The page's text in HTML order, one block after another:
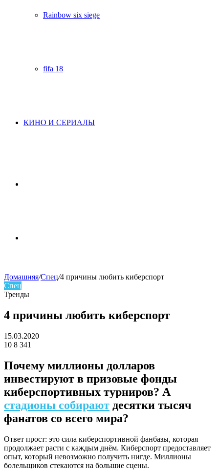
Rainbow six siege
fifa 18
КИНО И СЕРИАЛЫ
Домашняя/Спец/4 причины любить киберспорт
Спец
Тренды
4 причины любить киберспорт
15.03.2020
10 8 341
Почему миллионы долларов
инвестируют в призовые фонды
киберспортивных турниров? А
стадионы собирают десятки тысяч
фанатов со всего мира?
Ответ прост: это сила киберспортивной фанбазы, которая
продолжает расти с каждым днём. Киберспорт предоставляет
опыт, который невозможно получить нигде. Миллионы
болельщиков стекаются на большие сцены.